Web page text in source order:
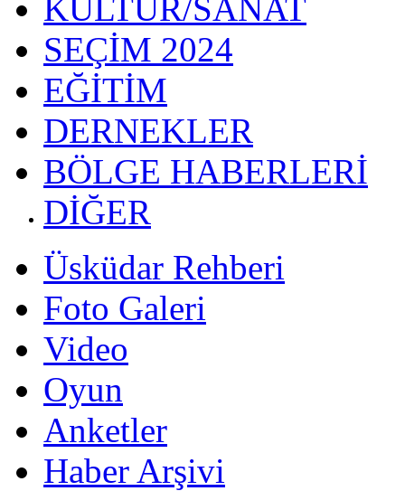
KÜLTÜR/SANAT
SEÇİM 2024
EĞİTİM
DERNEKLER
BÖLGE HABERLERİ
DİĞER
Üsküdar Rehberi
Foto Galeri
Video
Oyun
Anketler
Haber Arşivi